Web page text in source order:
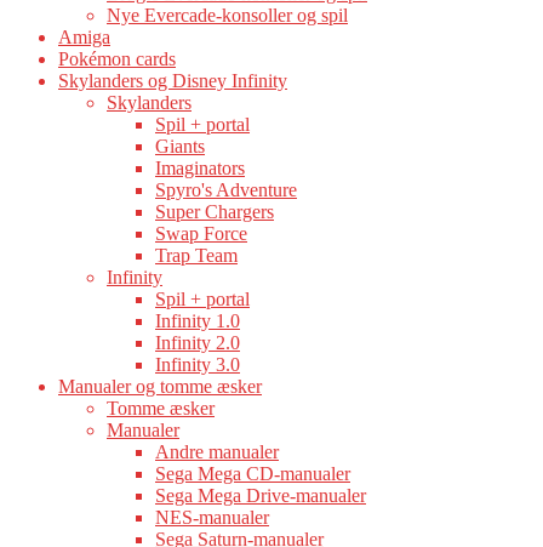
Nye Evercade-konsoller og spil
Amiga
Pokémon cards
Skylanders og Disney Infinity
Skylanders
Spil + portal
Giants
Imaginators
Spyro's Adventure
Super Chargers
Swap Force
Trap Team
Infinity
Spil + portal
Infinity 1.0
Infinity 2.0
Infinity 3.0
Manualer og tomme æsker
Tomme æsker
Manualer
Andre manualer
Sega Mega CD-manualer
Sega Mega Drive-manualer
NES-manualer
Sega Saturn-manualer